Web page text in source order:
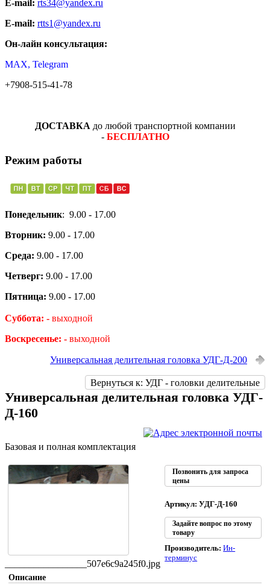
E-mail: rts34@yandex.ru
E-mail: rtts1@yandex.ru
Он-лайн консультация:
MAX, Telegram
+7908-515-41-78
ДОСТАВКА до любой транспортной компании
- БЕСПЛАТНО
Режим работы
Понедельник: 9.00 - 17.00
Вторник: 9.00 - 17.00
Среда: 9.00 - 17.00
Четверг: 9.00 - 17.00
Пятница: 9.00 - 17.00
Суббота: - выходной
Воскресенье: - выходной
Универсальная делительная головка УДГ-Д-200
Вернуться к: УДГ - головки делительные
Универсальная делительная головка УДГ-
Д-160
Базовая и полная комплектация
_________________507e6c9a245f0.jpg
Позвонить для запроса
цены
Артикул: УДГ-Д-160
Задайте вопрос по этому
товару
Производитель:Ин-
терминус
Описание